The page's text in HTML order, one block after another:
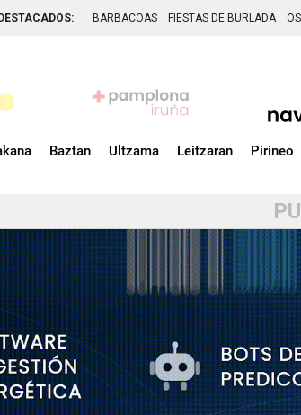
DESTACADOS: BARBACOAS FIESTAS DE BURLADA
Baztan Ultzama Leitzaran Pirineo